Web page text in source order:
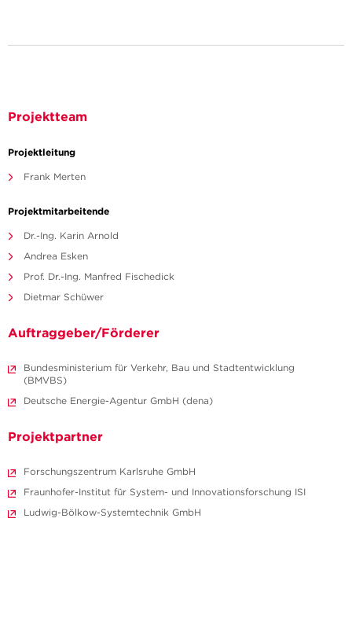
Projektteam
Projektleitung
Frank Merten
Projektmitarbeitende
Dr.-Ing. Karin Arnold
Andrea Esken
Prof. Dr.-Ing. Manfred Fischedick
Dietmar Schüwer
Auftraggeber/Förderer
Bundesministerium für Verkehr, Bau und Stadtentwicklung
(BMVBS)
Deutsche Energie-Agentur GmbH (dena)
Projektpartner
Forschungszentrum Karlsruhe GmbH
Fraunhofer-Institut für System- und Innovationsforschung ISI
Ludwig-Bölkow-Systemtechnik GmbH